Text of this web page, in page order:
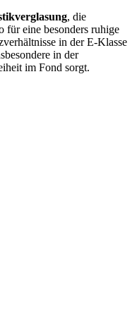
, die
für eine besonders ruhige
in der E-Klasse
in der
im Fond sorgt.